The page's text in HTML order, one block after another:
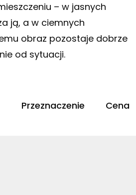
– w jasnych
ją, a w ciemnych
obraz pozostaje dobrze
od sytuacji.
Przeznaczenie Cena